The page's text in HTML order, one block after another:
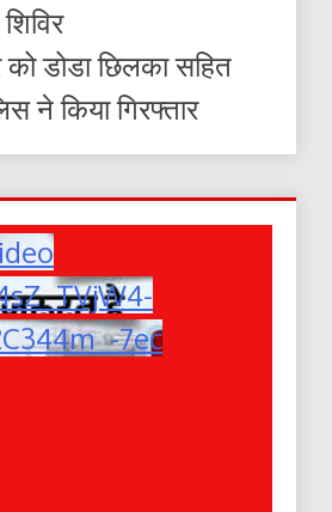
डोडा छिलका सहित
ने किया गिरफ्तार
7ec